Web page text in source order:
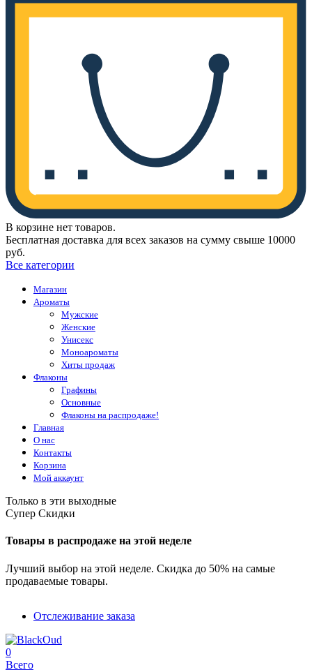
В корзине нет товаров.
Бесплатная доставка для всех заказов на сумму свыше 10000
руб.
Все категории
Магазин
Ароматы
Мужские
Женские
Унисекс
Моноароматы
Хиты продаж
Флаконы
Графины
Основные
Флаконы на распродаже!
Главная
О нас
Контакты
Корзина
Мой аккаунт
Только в эти выходные
Супер Скидки
Товары в распродаже на этой неделе
Лучший выбор на этой неделе. Скидка до 50% на самые
продаваемые товары.
Отслеживание заказа
0
Всего